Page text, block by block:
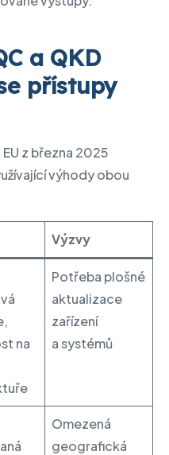
a QKD
přístupy
z března 2025
výhody obou
Výzvy
na
Potřeba plošné
aktualizace
zařízení
a systémů
Omezená
geografická